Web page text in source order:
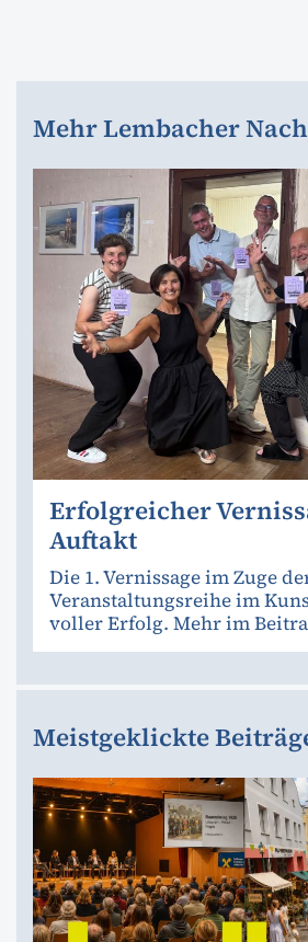
Mehr Lembacher
Erfolgreicher
Auftakt
Die 1. Vernissage im Zuge
Veranstaltungsreihe im
voller Erfolg. Mehr im
Meistgeklickte